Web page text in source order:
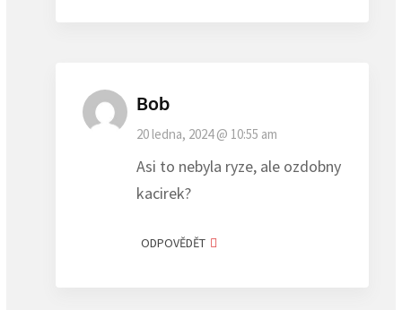
Bob
20 ledna, 2024 @ 10:55 am
Asi to nebyla ryze, ale ozdobny
kacirek?
ODPOVĚDĚT